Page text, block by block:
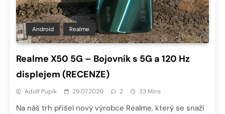
Android Realme
Realme X50 5G – Bojovník s 5G a 120 Hz
displejem (RECENZE)
Adolf Pupík 29.07.2020 2 33 Mins
Na náš trh přišel nový výrobce Realme, který se snaží